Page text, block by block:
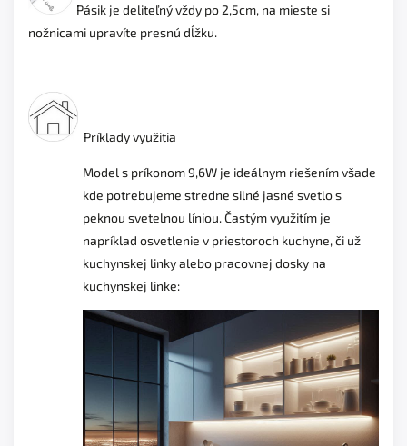
Pásik je deliteľný vždy po 2,5cm, na mieste si
nožnicami upravíte presnú dĺžku.
Príklady využitia
Model s príkonom 9,6W je ideálnym riešením všade
kde potrebujeme stredne silné jasné svetlo s
peknou svetelnou líniou. Častým využitím je
napríklad osvetlenie v priestoroch kuchyne, či už
kuchynskej linky alebo pracovnej dosky na
kuchynskej linke: